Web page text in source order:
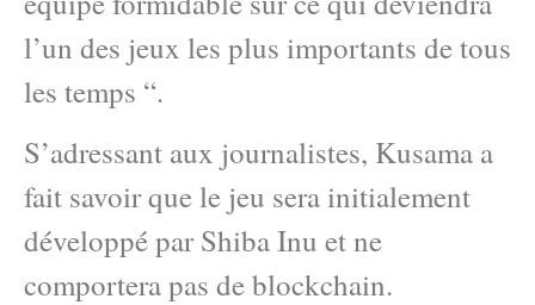
l’un des jeux les plus importants de tous
les temps “.
S’adressant aux journalistes, Kusama a
fait savoir que le jeu sera initialement
développé par Shiba Inu et ne
comportera pas de blockchain.